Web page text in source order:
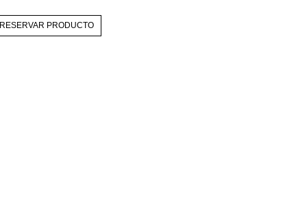
RESERVAR PRODUCTO